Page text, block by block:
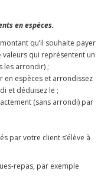
en espèces.
qu’il souhaite payer
qui représentent un
les arrondir) ;
en espèces et arrondissez
et déduisez le ;
(sans arrondi) par
par votre client s’élève à
repas, par exemple